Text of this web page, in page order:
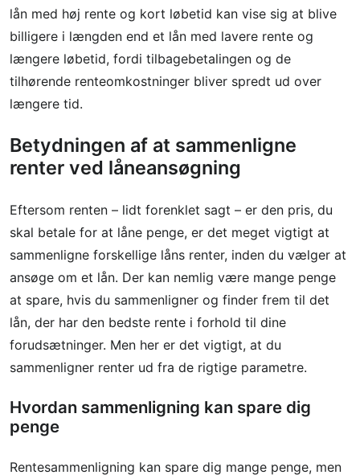
lån med høj rente og kort løbetid kan vise sig at blive
billigere i længden end et lån med lavere rente og
længere løbetid, fordi tilbagebetalingen og de
tilhørende renteomkostninger bliver spredt ud over
længere tid.
Betydningen af at sammenligne
renter ved låneansøgning
Eftersom renten – lidt forenklet sagt – er den pris, du
skal betale for at låne penge, er det meget vigtigt at
sammenligne forskellige låns renter, inden du vælger at
ansøge om et lån. Der kan nemlig være mange penge
at spare, hvis du sammenligner og finder frem til det
lån, der har den bedste rente i forhold til dine
forudsætninger. Men her er det vigtigt, at du
sammenligner renter ud fra de rigtige parametre.
Hvordan sammenligning kan spare dig
penge
Rentesammenligning kan spare dig mange penge, men